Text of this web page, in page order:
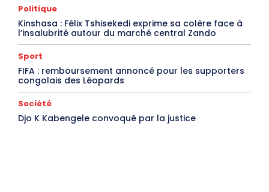
Politique
Kinshasa : Félix Tshisekedi exprime sa colère face à
l’insalubrité autour du marché central Zando
Sport
FIFA : remboursement annoncé pour les supporters
congolais des Léopards
Société
Djo K Kabengele convoqué par la justice